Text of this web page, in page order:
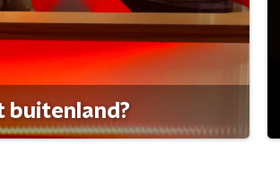
buitenland?